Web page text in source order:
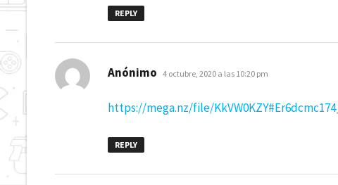
REPLY
Anónimo dice:
4 octubre, 2020 a las 10:20 pm
https://mega.nz/file/
REPLY